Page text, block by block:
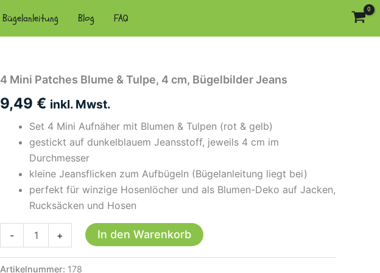
Bügelanleitung Blog FAQ
4 Mini Patches Blume & Tulpe, 4 cm, Bügelbilder Jeans
9,49 € inkl. Mwst.
Set 4 Mini Aufnäher mit Blumen & Tulpen (rot & gelb)
gestickt auf dunkelblauem Jeansstoff, jeweils 4 cm im
Durchmesser
kleine Jeansflicken zum Aufbügeln (Bügelanleitung liegt bei)
perfekt für winzige Hosenlöcher und als Blumen-Deko auf Jacken,
Rucksäcken und Hosen
-
Blume
+ In den Warenkorb
Artikelnummer: 178